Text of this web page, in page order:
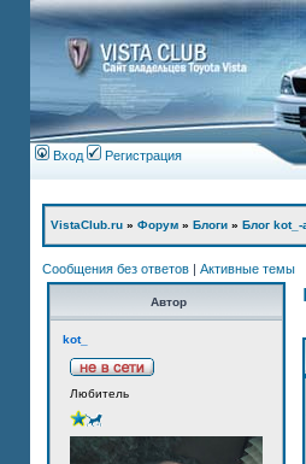
Вход Регистрация
VistaClub.ru » Форум » Блоги » Блог kot_-
Сообщения без ответов | Активные темы
Автор
kot_
Любитель